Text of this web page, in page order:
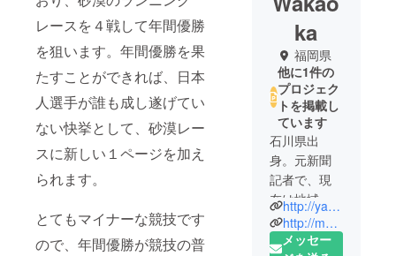
レースを４戦して年間優勝
を狙います。年間優勝を果
たすことができれば、日本
人選手が誰も成し遂げてい
ない快挙として、砂漠レー
スに新しい１ページを加え
られます。
とてもマイナーな競技です
ので、年間優勝が競技の普
ka
福岡県
他に1件の
プロジェク
トを掲載し
ています
石川県出
身。元新聞
記者で、現
在は地域メ
ディアの運
営やニュー
http://yadokari.net/author/wakaoka/
http://mountain-ma.com/wakaoka/
メッセー